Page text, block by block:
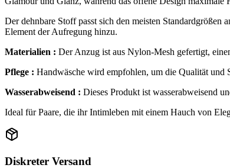
Der dehnbare Stoff passt sich den meisten
Element der Aufregung hinzu.
Materialien : Der Anzug ist aus Nylon-Mesh gefertigt,
Pflege : Handwäsche wird empfohlen, um die Qualität und
Wasserabweisend : Dieses Produkt ist wasserabweisend
Ideal für Paare, die ihr Intimleben mit einem Hauch von
Diskreter Versand